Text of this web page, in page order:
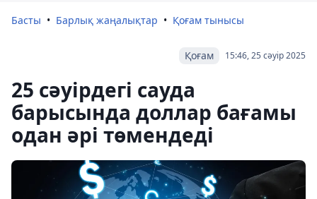
Басты Барлық жаңалықтар Қоғам тынысы
15:46, 25 сәуір 2025
Қоғам
25 сәуірдегі сауда
барысында доллар бағамы
одан әрі төмендеді